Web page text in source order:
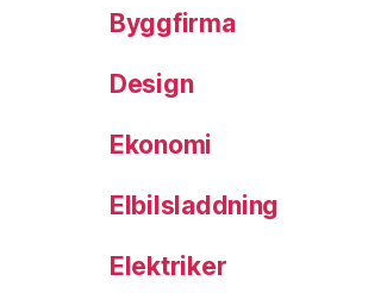
Byggfirma
Design
Ekonomi
Elbilsladdning
Elektriker